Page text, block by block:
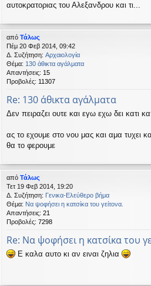
αυτοκρατοριας του Αλεξανδρου και τι...
από Τάλως
Πέμ 20 Φεβ 2014, 09:42
Δ. Συζήτηση: Αρχαιολογία
Θέμα: 130 άθικτα αγάλματα
Απαντήσεις: 15
Προβολές: 11307
Re: 130 άθικτα αγάλματα
Δεν πειραζει ουτε και εγω εχω δει κατι
ας το εχουμε στο νου μας και αμα τυχει
θα το φερουμε
από Τάλως
Τετ 19 Φεβ 2014, 19:20
Δ. Συζήτηση: Γενικα-Ελεύθερο βήμα
Θέμα: Να ψοφήσει η κατσίκα του γείτονα.
Απαντήσεις: 21
Προβολές: 7298
Re: Να ψοφήσει η κατσίκα του
Ε καλα αυτο κι αν ειναι ζηλια